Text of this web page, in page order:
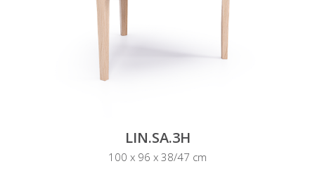
LIN.SA.3H
100 x 96 x 38/47 cm